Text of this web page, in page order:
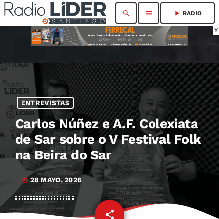
X
search menu play_arrow RADIO
ENTREVISTAS
Carlos Núñez e A.F. Colexiata
de Sar sobre o V Festival Folk
na Beira do Sar
today 28 MAYO, 2026
share
email